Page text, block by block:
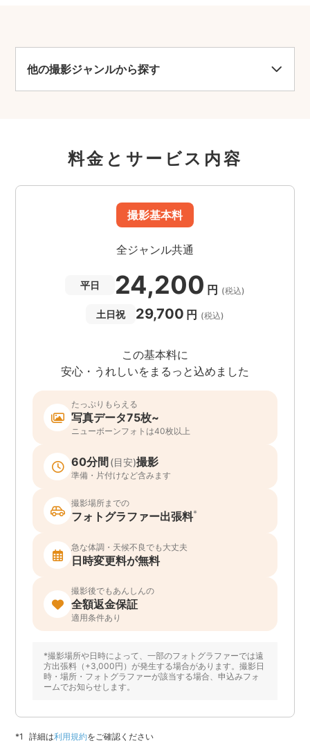
他の撮影ジャンルから探す
料金とサービス内容
撮影基本料
全ジャンル共通
平日 24,200 円 (税込)
土日祝 29,700 円 (税込)
この基本料に
安心・うれしいをまるっと込めました
たっぷりもらえる
写真データ75枚~
ニューボーンフォトは40枚以上
60分間(目安)撮影
準備・片付けなど含みます
撮影場所までの
フォトグラファー出張料*
急な体調・天候不良でも大丈夫
日時変更料が無料
撮影後でもあんしんの
全額返金保証
適用条件あり
*撮影場所や日時によって、一部のフォトグラファーでは遠
方出張料（+3,000円）が発生する場合があります。撮影日
時・場所・フォトグラファーが該当する場合、申込みフォ
ームでお知らせします。
詳細は利用規約をご確認ください